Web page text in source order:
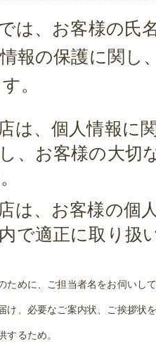
は、お客様の氏
報の保護に関し
。
は、個人情報に
、お客様の大切
は、お客様の個
で適正に取り扱
ために、ご担当者名をお伺いし
け、必要なご案内状、ご挨拶状
するため。